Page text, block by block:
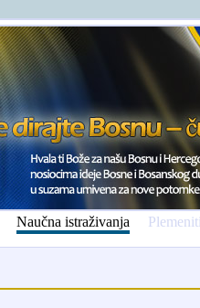
Naučna istraživanja